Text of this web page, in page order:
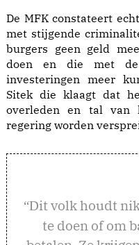
De MFK constateert
met stijgende
burgers geen geld
doen en die met
investeringen meer
Sitek die klaagt dat
overleden en tal van
regering worden
“Dit volk houdt
te doen of om